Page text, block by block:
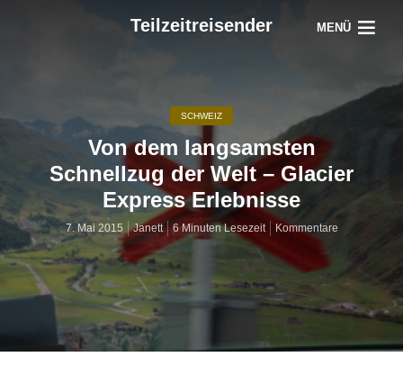
Teilzeitreisender MENÜ
SCHWEIZ
Von dem langsamsten
Schnellzug der Welt – Glacier
Express Erlebnisse
7. Mai 2015 Janett 6 Minuten Lesezeit Kommentare